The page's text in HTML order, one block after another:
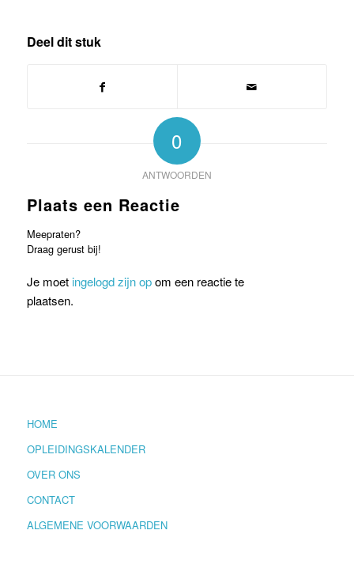
Deel dit stuk
0
ANTWOORDEN
Plaats een Reactie
Meepraten?
Draag gerust bij!
Je moet ingelogd zijn opom een reactie te
plaatsen.
HOME
OPLEIDINGSKALENDER
OVER ONS
CONTACT
ALGEMENE VOORWAARDEN